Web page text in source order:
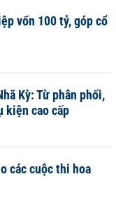
vốn 100 tỷ, góp cổ
Kỳ: Từ phân phối,
kiện cao cấp
các cuộc thi hoa